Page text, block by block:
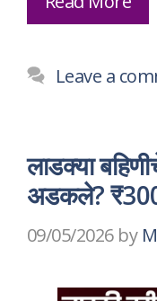
Leave a
लाडक्या
अडकले?
09/05/2026 by